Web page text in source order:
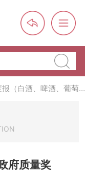
失吗？
名品，不仅仅是荣誉那
（白酒、啤酒、葡萄
与使命
府质量奖